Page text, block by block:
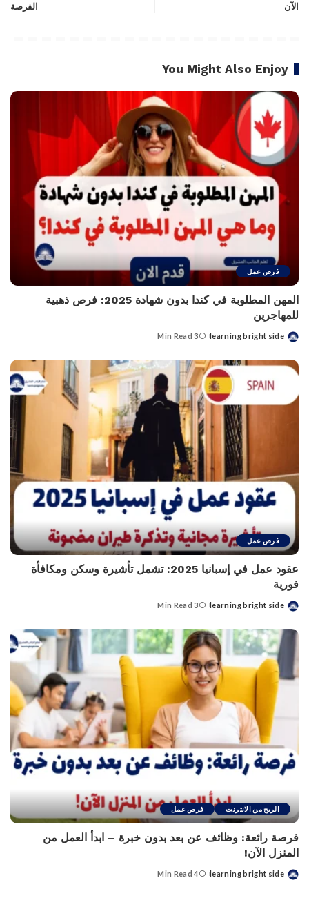
الآن
الفرصة
You Might Also Enjoy
فرص عمل
المهن المطلوبة في كندا بدون شهادة 2025: فرص ذهبية
للمهاجرين
Posted
learning bright side
3 Min Read
فرص عمل
عقود عمل في إسبانيا 2025: تشمل تأشيرة وسكن ومكافأة
فورية
Posted
learning bright side
3 Min Read
الربح من الانترنت فرص عمل
فرصة رائعة: وظائف عن بعد بدون خبرة – ابدأ العمل من
المنزل الآن!
Posted
learning bright side
4 Min Read